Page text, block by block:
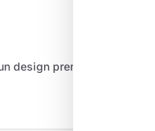
design premium.